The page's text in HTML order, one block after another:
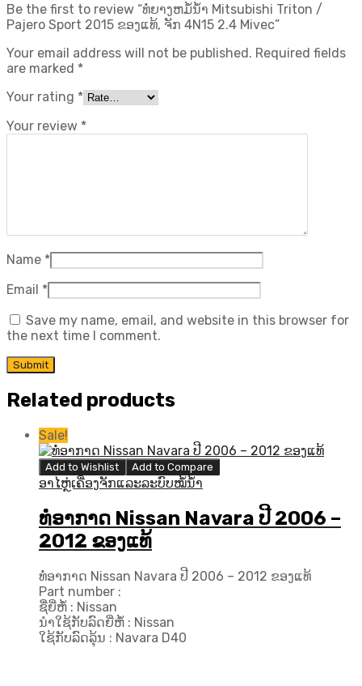
Be the first to review “ທໍ່ຍາງຫມໍ້ນ້ຳ Mitsubishi Triton /
Pajero Sport 2015 ຂອງແທ້, ຈັກ 4N15 2.4 Mivec”
Your email address will not be published. Required fields
are marked *
Your rating *
Your review *
Name *
Email *
Save my name, email, and website in this browser for
the next time I comment.
Related products
Sale!
Add to Wishlist Add to Compare
ອາໄຫຼ່ເຄື່ອງຈັກແລະລະບົບໝໍ້ນ້ຳ
ທໍ່ອາກາດ Nissan Navara ປີ 2006 –
2012 ຂອງແທ້
ທໍ່ອາກາດ Nissan Navara ປີ 2006 – 2012 ຂອງແທ້
Part number :
ຊື່ຍີ່ຫໍ້ : Nissan
ນຳໃຊ້ກັບລົດຍີ່ຫໍ້ : Nissan
ໃຊ້ກັບລົດລຸ້ນ : Navara D40